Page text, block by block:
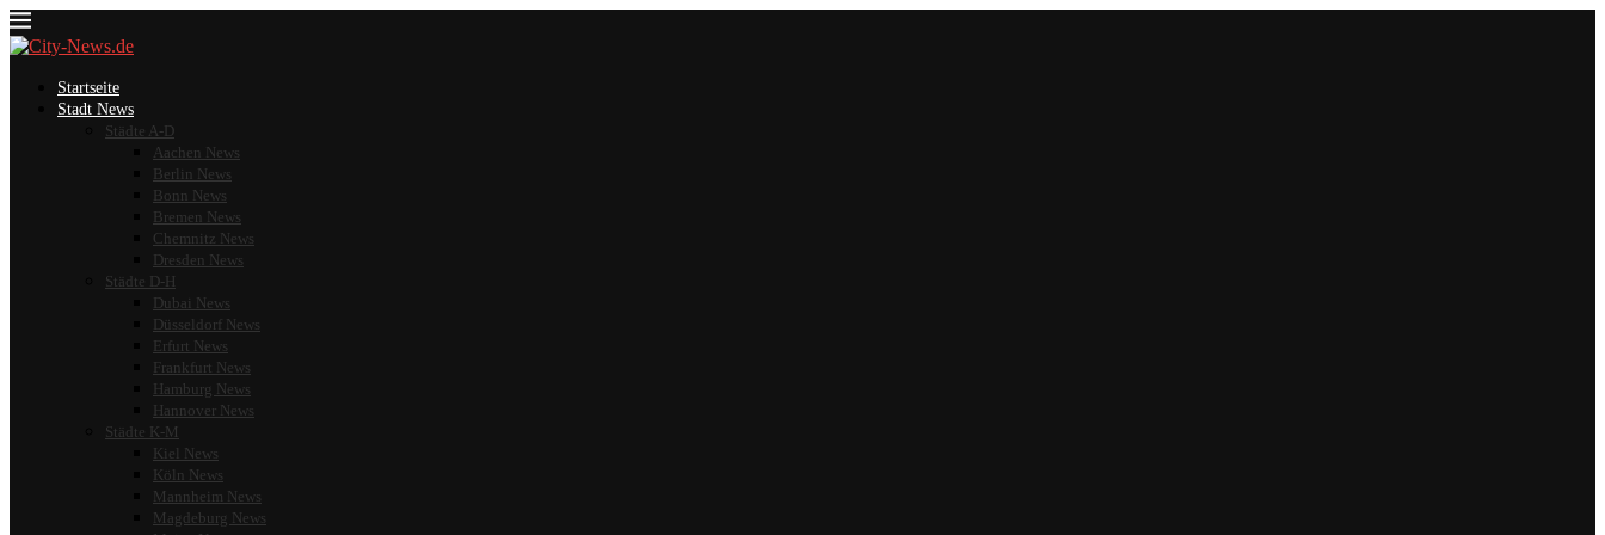
Startseite
Stadt News
Städte A-D
Aachen News
Berlin News
Bonn News
Bremen News
Chemnitz News
Dresden News
Städte D-H
Dubai News
Düsseldorf News
Erfurt News
Frankfurt News
Hamburg News
Hannover News
Städte K-M
Kiel News
Köln News
Mannheim News
Magdeburg News